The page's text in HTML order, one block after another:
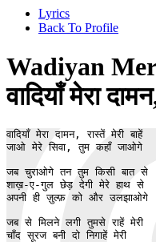
Lyrics
Back To Profile
Wadiyan
वादियाँ मेरा
वादियाँ मेरा दामन, रास्तें मेरी बाहें
जाओ मेरे सिवा, तुम कहाँ जाओगे
जब चुराओगे तन तुम किसी बात से
शाख़-ए-गुल छेड़ देगी मेरे हाथ से
अपनी ही ज़ुल्फ़ को और उलझाओगे
जब से मिलने लगी तुमसे राहें मेरी
चाँद सूरज बनी दो निगाहें मेरी